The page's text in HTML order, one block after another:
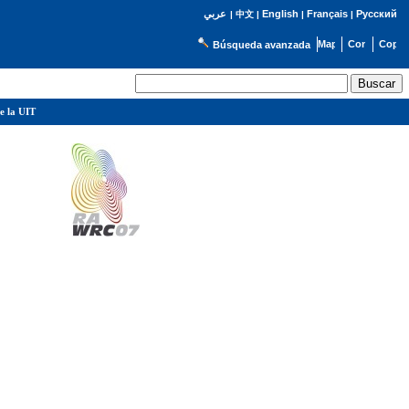
عربي | 中文| English | Français| Русский
Búsqueda avanzada
la UIT